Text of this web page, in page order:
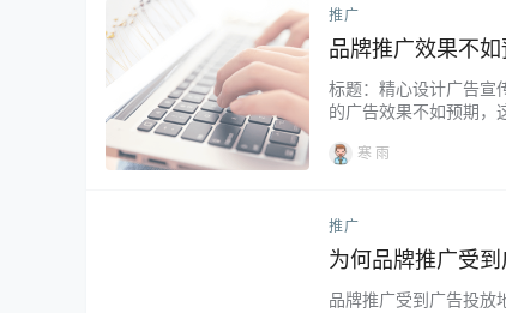
推广
品牌推广效果不
标题：精心设计广告宣
的广告效果不如预期，
寒 雨
推广
为何品牌推广受
品牌推广受到广告投放